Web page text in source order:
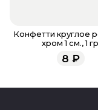
Конфетти круглое
хром 1 см., 1
8 ₽